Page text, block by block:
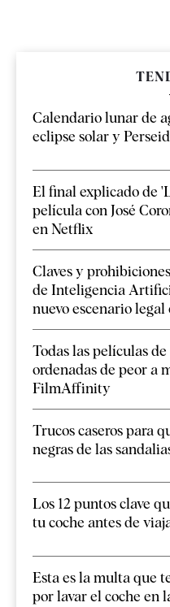
Calendario lunar de
eclipse solar y
El final explicado de
película con José
en Netflix
Claves y
de Inteligencia
nuevo escenario legal
Todas las películas
ordenadas de peor a
FilmAffinity
Trucos caseros para
negras de las
Los 12 puntos clave
tu coche antes de
Esta es la multa que
por lavar el coche en